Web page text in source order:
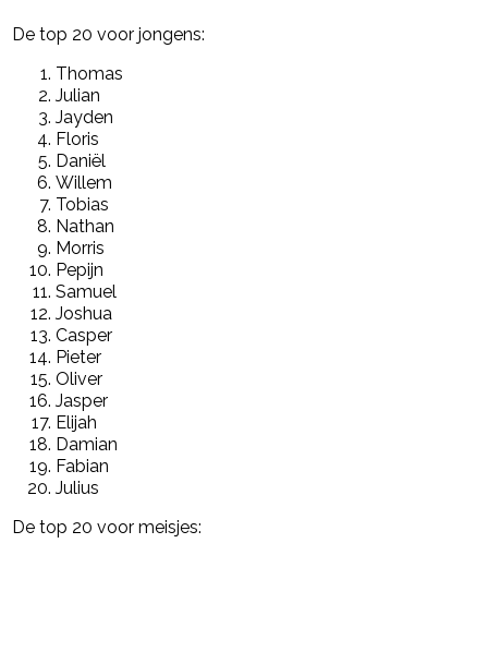
De top 20 voor jongens:
Thomas
Julian
Jayden
Floris
Daniël
Willem
Tobias
Nathan
Morris
Pepijn
Samuel
Joshua
Casper
Pieter
Oliver
Jasper
Elijah
Damian
Fabian
Julius
De top 20 voor meisjes: